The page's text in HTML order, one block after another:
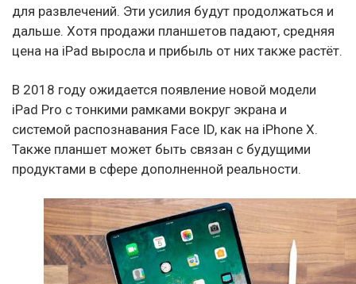
для развлечений. Эти усилия будут продолжаться и
дальше. Хотя продажи планшетов падают, средняя
цена на iPad выросла и прибыль от них также растёт.
В 2018 году ожидается появление новой модели
iPad Pro с тонкими рамками вокруг экрана и
системой распознавания Face ID, как на iPhone X.
Также планшет может быть связан с будущими
продуктами в сфере дополненной реальности.